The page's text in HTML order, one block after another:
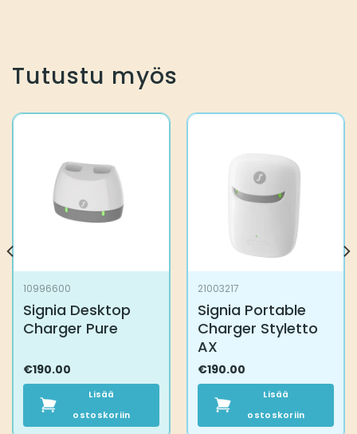
Tutustu myös
10996600
Signia Desktop
Charger Pure
€190.00
Lisää
ostoskoriin
21003217
Signia Portable
Charger Styletto
AX
€190.00
Lisää
ostoskoriin